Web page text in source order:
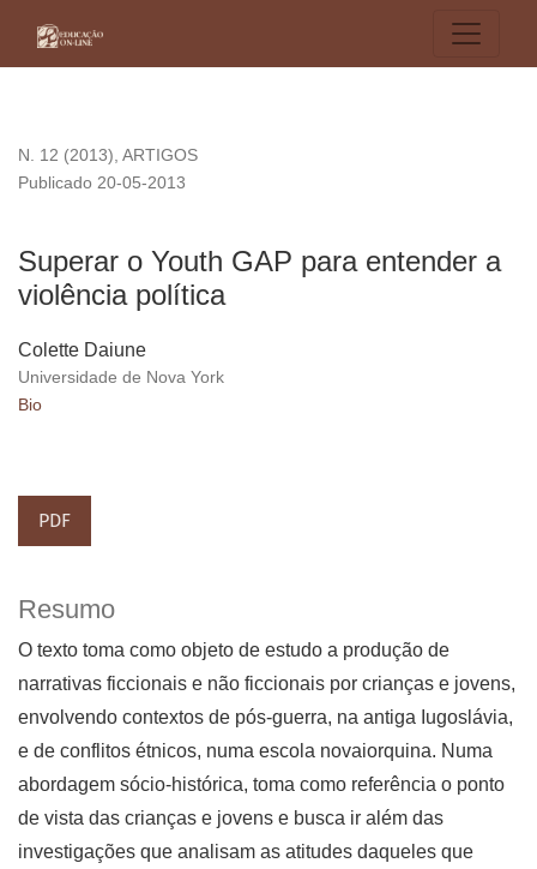
N. 12 (2013), ARTIGOS
Superar o Youth GAP para entender a
violência política
Publicado 20-05-2013
Colette Daiune
Universidade de Nova York
Bio
PDF
Resumo
O texto toma como objeto de estudo a produção de
narrativas ficcionais e não ficcionais por crianças e jovens,
envolvendo contextos de pós-guerra, na antiga Iugoslávia,
e de conflitos étnicos, numa escola novaiorquina. Numa
abordagem sócio-histórica, toma como referência o ponto
de vista das crianças e jovens e busca ir além das
investigações que analisam as atitudes daqueles que